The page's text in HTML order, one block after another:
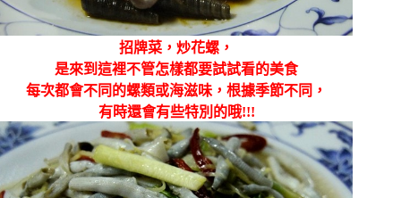
招牌菜，炒花螺，
是來到這裡不管怎樣都要試試看的美食
每次都會不同的螺類或海滋味，根據季節不同，
有時還會有些特別的哦!!!